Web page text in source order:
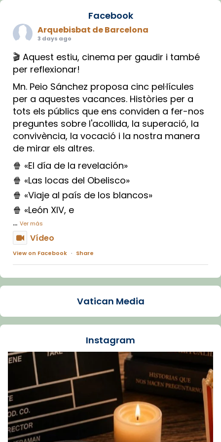
Facebook
Arquebisbat de Barcelona
3 days ago
🎬 Aquest estiu, cinema per gaudir i també
per reflexionar!
Mn. Peio Sánchez proposa cinc pel·lícules
per a aquestes vacances. Històries per a
tots els públics que ens conviden a fer-nos
preguntes sobre l'acollida, la superació, la
convivència, la vocació i la nostra manera
de mirar els altres.
🍿 «El día de la revelación»
🍿 «Las locas del Obelisco»
🍿 «Viaje al país de los blancos»
🍿 «León XIV, e
... Ver más
Vídeo
View on Facebook · Share
Arquebisbat de Barcelona
La Carmina va patir depressió. Fa gairebé
dos mesos, a l'Estadi Lluís Companys, la
Recupera l'entrevista comp
Vatican
tican News 👇
www.vaticannews.va/es/iglesia/news/2026-
07/carmina-historia-depresion-papa-viaje-
espana-testimoni...
Foto
Vatican Media
Instagram